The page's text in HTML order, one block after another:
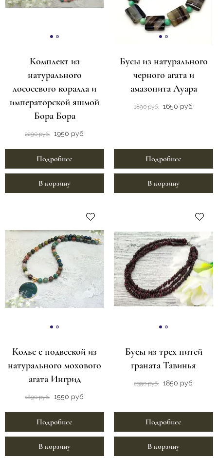
Комплект из
натурального
лососевого коралла и
императорской яшмой
Бора Бора
2290 руб. 1950 руб.
Подробнее
В корзину
Бусы из натурального
черного агата и
амазонита Луара
1890 руб. 1650 руб.
Подробнее
В корзину
Колье с подвеской из
натурального мохового
агата Ингрид
1890 руб. 1550 руб.
Подробнее
В корзину
Бусы из трех нитей
граната Тавинья
2390 руб. 1850 руб.
Подробнее
В корзину